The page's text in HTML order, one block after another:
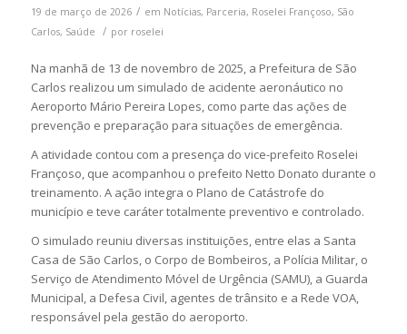
19 de março de 2026 / em Notícias, Parceria, Roselei Françoso, São
Carlos, Saúde / por roselei
Na manhã de 13 de novembro de 2025, a Prefeitura de São
Carlos realizou um simulado de acidente aeronáutico no
Aeroporto Mário Pereira Lopes, como parte das ações de
prevenção e preparação para situações de emergência.
A atividade contou com a presença do vice-prefeito Roselei
Françoso, que acompanhou o prefeito Netto Donato durante o
treinamento. A ação integra o Plano de Catástrofe do
município e teve caráter totalmente preventivo e controlado.
O simulado reuniu diversas instituições, entre elas a Santa
Casa de São Carlos, o Corpo de Bombeiros, a Polícia Militar, o
Serviço de Atendimento Móvel de Urgência (SAMU), a Guarda
Municipal, a Defesa Civil, agentes de trânsito e a Rede VOA,
responsável pela gestão do aeroporto.